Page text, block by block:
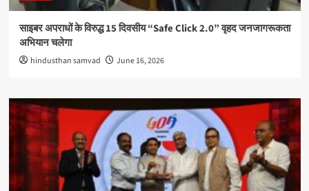
साइबर अपराधों के विरुद्ध 15 दिवसीय “Safe Click 2.0” वृहद जनजागरूकता
अभियान चलेगा
hindusthan samvad June 16, 2026